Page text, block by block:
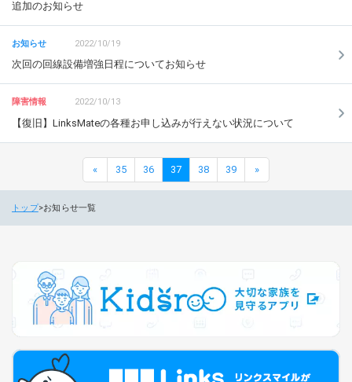
追加のお知らせ
2022/10/19
次回の回線設備増強日程についてお知らせ
2022/10/13
【復旧】LinksMateの各種お申し込みが行えない状況について
« 35 36 37 38 39 »
トップ お知らせ一覧